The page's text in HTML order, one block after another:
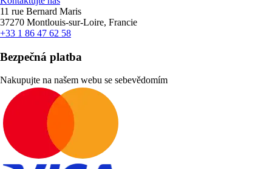
11 rue Bernard Maris
37270 Montlouis-sur-Loire, Francie
+33 1 86 47 62 58
Bezpečná platba
Nakupujte na našem webu se sebevědomím